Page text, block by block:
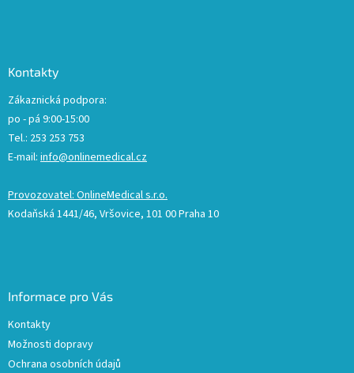
Kontakty
Zákaznická podpora:
po - pá 9:00-15:00
Tel.: 253 253 753
E-mail: info@onlinemedical.cz
Provozovatel: OnlineMedical s.r.o.
Kodaňská 1441/46, Vršovice, 101 00 Praha 10
Informace pro Vás
Kontakty
Možnosti dopravy
Ochrana osobních údajů